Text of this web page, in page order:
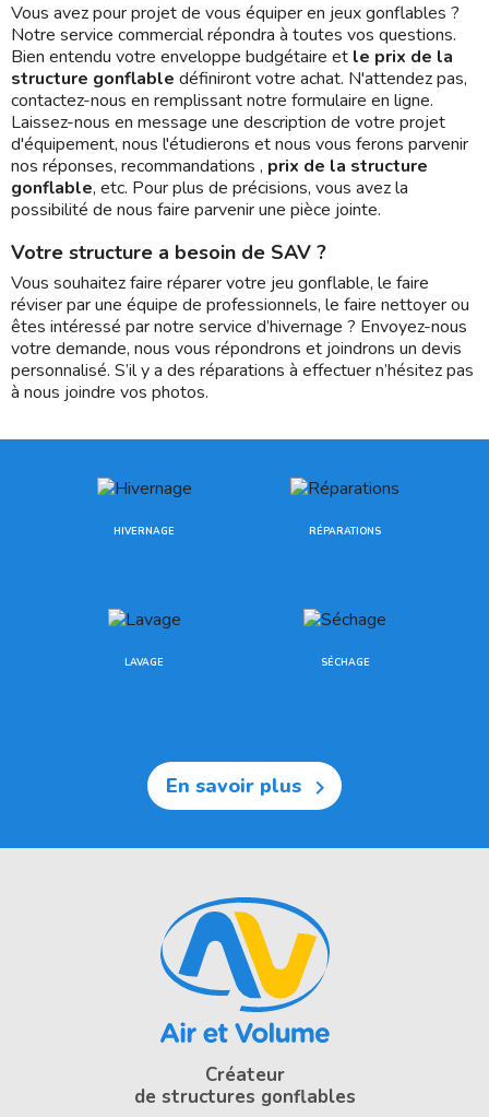
Vous avez pour projet de vous équiper en jeux gonflables ?
Notre service commercial répondra à toutes vos questions.
Bien entendu votre enveloppe budgétaire et le prix de la
structure gonflable définiront votre achat. N'attendez pas,
contactez-nous en remplissant notre formulaire en ligne.
Laissez-nous en message une description de votre projet
d'équipement, nous l'étudierons et nous vous ferons parvenir
nos réponses, recommandations , prix de la structure
gonflable, etc. Pour plus de précisions, vous avez la
possibilité de nous faire parvenir une pièce jointe.
Votre structure a besoin de SAV ?
Vous souhaitez faire réparer votre jeu gonflable, le faire
réviser par une équipe de professionnels, le faire nettoyer ou
êtes intéressé par notre service d’hivernage ? Envoyez-nous
votre demande, nous vous répondrons et joindrons un devis
personnalisé. S’il y a des réparations à effectuer n’hésitez pas
à nous joindre vos photos.
HIVERNAGE RÉPARATIONS
LAVAGE SÉCHAGE
En savoir plus 
Créateur
de structures gonflables